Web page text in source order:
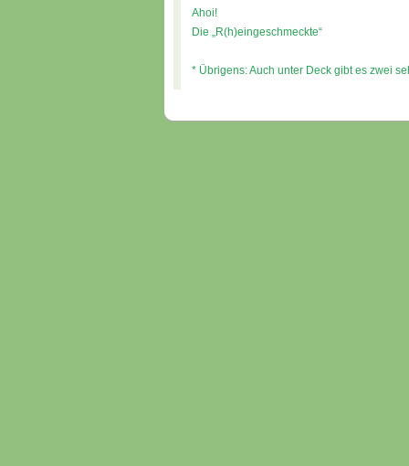
Ahoi!
Die „R(h)eingeschmeckte“
* Übrigens: Auch unter Deck gibt es zwei